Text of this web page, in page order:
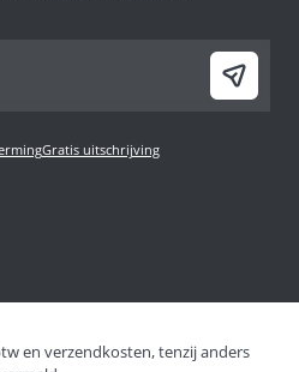
Gratis uitschrijving
en verzendkosten, tenzij anders